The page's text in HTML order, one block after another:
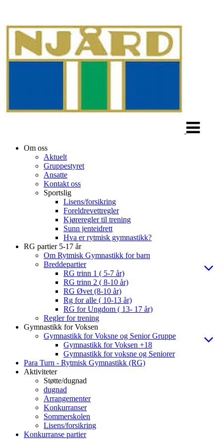
Om oss
Aktuelt
Gruppestyret
Ansatte
Kontakt oss
Sportslig
Lisens/forsikring
Foreldrevettregler
Kjøreregler til trening
Sunn jenteidrett
Hva er rytmisk gymnastikk?
RG partier 5-17 år
Om Rytmisk Gymnastikk for barn
Breddepartier
RG trinn 1 ( 5-7 år)
RG trinn 2 ( 8-10 år)
RG Øvet (8-10 år)
Rg for alle ( 10-13 år)
RG for Ungdom ( 13- 17 år)
Regler for trening
Gymnastikk for Voksen
Gymnastikk for Voksne og Senior Gruppe
Gymnastikk for Voksen +18
Gymnastikk for voksne og Seniorer
Para Turn - Rytmisk Gymnastikk (RG)
Aktiviteter
Støtte/dugnad
dugnad
Arrangementer
Konkurranser
Sommerskolen
Lisens/forsikring
Konkurranse partier